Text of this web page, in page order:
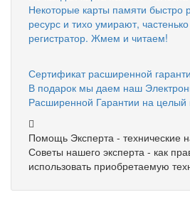
Некоторые карты памяти быстро
ресурс и тихо умирают,
регистратор. Жмем и читаем!
Сертификат расширенной
В подарок мы даем наш
Расширенной Гарантии на целый
Помощь Эксперта - технические
Советы нашего эксперта - как
использовать приобретаемую